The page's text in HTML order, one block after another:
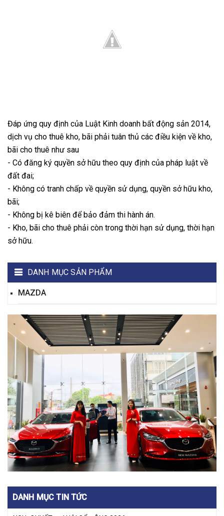
Đáp ứng quy định của Luật Kinh doanh bất động sản 2014,
dịch vụ cho thuê kho, bãi phải tuân thủ các điều kiện về kho,
bãi cho thuê như sau
- Có đăng ký quyền sở hữu theo quy định của pháp luật về
đất đai;
- Không có tranh chấp về quyền sử dụng, quyền sở hữu kho,
bãi;
- Không bị kê biên để bảo đảm thi hành án.
- Kho, bãi cho thuê phải còn trong thời hạn sử dụng, thời hạn
sở hữu.
DANH MỤC SẢN PHẨM
MAZDA
DANH MỤC TIN TỨC